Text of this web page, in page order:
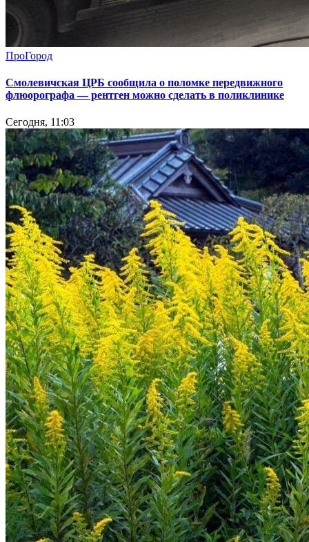
ПроГород
Смолевичская ЦРБ сообщила о поломке передвижного
флюорографа — рентген можно сделать в поликлинике
Сегодня, 11:03